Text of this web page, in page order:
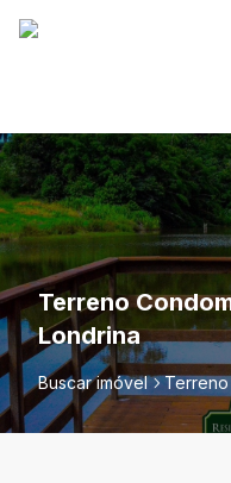
Terreno
Londrina
Buscar imóvel Terreno